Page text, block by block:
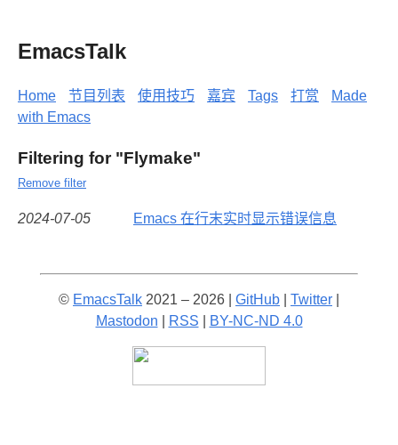
EmacsTalk
Home 节目列表 使用技巧 嘉宾 Tags 打赏
Made
with Emacs
Filtering for "Flymake"
Remove filter
2024-07-05 Emacs 在行末实时显示错误信息
© EmacsTalk 2021 – 2026 | GitHub Twitter
Mastodon
RSS BY-NC-ND 4.0